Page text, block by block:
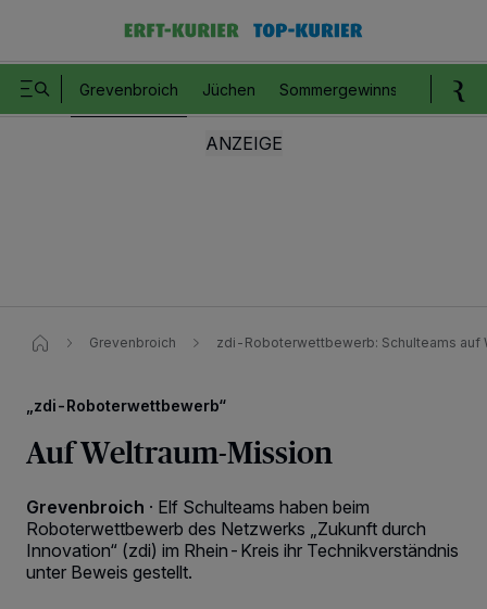
Grevenbroich Jüchen Sommergewinnspiel
Grevenbroich zdi-Roboterwettbewerb: Schulteams auf
„zdi-Roboterwettbewerb“
Auf Weltraum-Mission
Grevenbroich · Elf Schulteams haben beim
Roboterwettbewerb des Netzwerks „Zukunft durch
Innovation“ (zdi) im Rhein-Kreis ihr Technikverständnis
unter Beweis gestellt.